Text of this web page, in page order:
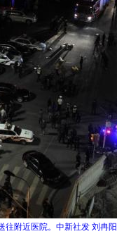
往附近医院。中新社发 刘冉